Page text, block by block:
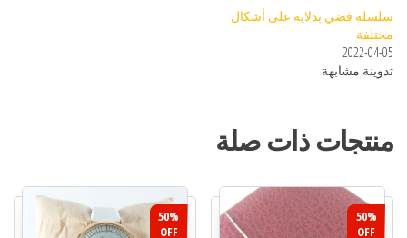
سلسلة فضي بدلاية على أشكال
مختلفة
2022-04-05
تدوينة مشابهة
منتجات ذات صلة
50%
OFF
50%
OFF